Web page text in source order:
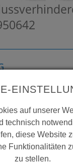
auf unserer
technisch
diese Website
Funktionalitäten
zu stellen.